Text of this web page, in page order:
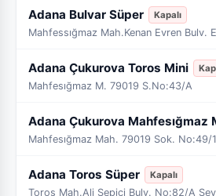
Adana Bulvar Süper Kapalı
Adana Çukurova Toros Mini
Mahfesığmaz M. 79019 S.No:43/A
Adana Çukurova Mahfesığmaz
Mahfesığmaz Mah. 79019 Sok. No:49/
Adana Toros Süper Kapalı